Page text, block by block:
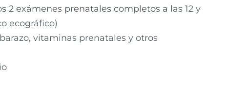
2 exámenes prenatales completos a las 12 y
ecográfico)
vitaminas prenatales y otros